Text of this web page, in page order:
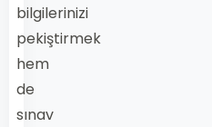
bilgilerinizi
pekiştirmek
hem
de
sınav